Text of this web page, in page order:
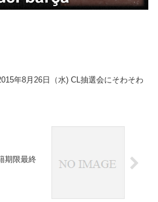
年8月26日（水) CL抽選会にそわそわ
期限最終